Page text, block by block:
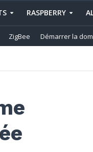
RASPBERRY
ZigBee Démarrer la